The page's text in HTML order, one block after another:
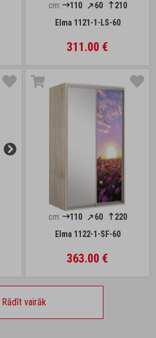
cm: 110 60
210
Elma 1121-1-LS-60
311.00 €
cm: 110 60
220
Elma 1122-1-SF-60
363.00 €
Rādīt vairāk